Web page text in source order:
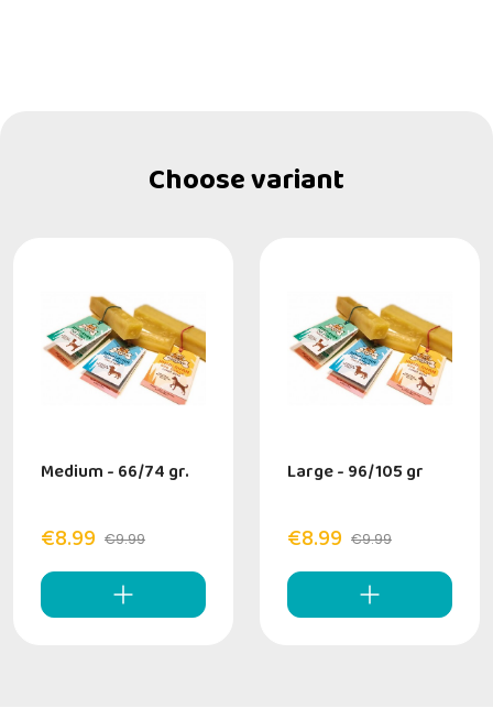
Choose variant
Medium - 66/74 gr.
€8.99 €9.99
Large - 96/105 gr
€8.99 €9.99